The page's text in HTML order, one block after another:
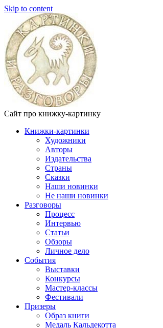
Skip to content
Сайт про книжку-картинку
Книжки-картинки
Художники
Авторы
Издательства
Страны
Сказки
Наши новинки
Не наши новинки
Разговоры
Процесс
Интервью
Статьи
Обзоры
Личное дело
События
Выставки
Конкурсы
Мастер-классы
Фестивали
Призеры
Образ книги
Медаль Кальдекотта